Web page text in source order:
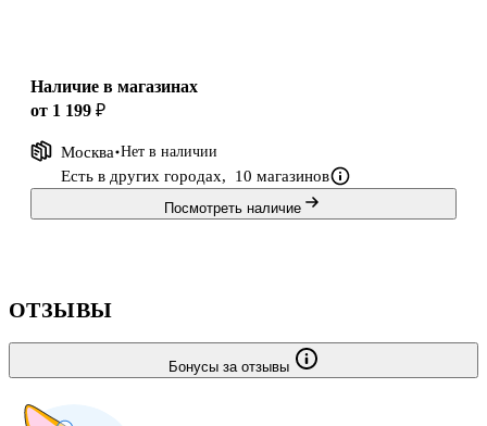
Наличие в магазинах
от 1 199 ₽
Москва Нет в наличии
Есть в других городах, 10 магазинов
Посмотреть наличие
ОТЗЫВЫ
Бонусы за отзывы